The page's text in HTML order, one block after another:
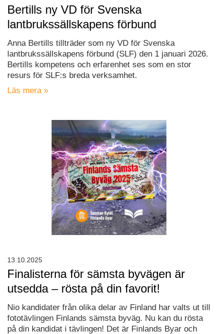
Bertills ny VD för Svenska
lantbrukssällskapens förbund
Anna Bertills tillträder som ny VD för Svenska
lantbrukssällskapens förbund (SLF) den 1 januari 2026.
Bertills kompetens och erfarenhet ses som en stor
resurs för SLF:s breda verksamhet.
Läs mera »
Finalisterna för sämsta byvägen är
utsedda – rösta på din favorit!
Nio kandidater från olika delar av Finland har valts ut till
fototävlingen Finlands sämsta byväg. Nu kan du rösta
på din kandidat i tävlingen! Det är Finlands Byar och
13.10.2025